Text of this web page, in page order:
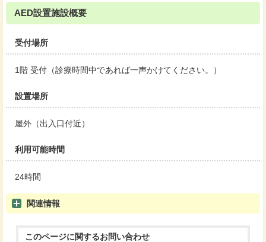
AED設置施設概要
受付場所
1階 受付（診療時間中であれば一声かけてください。）
設置場所
屋外（出入口付近）
利用可能時間
24時間
関連情報
このページに関するお問い合わせ